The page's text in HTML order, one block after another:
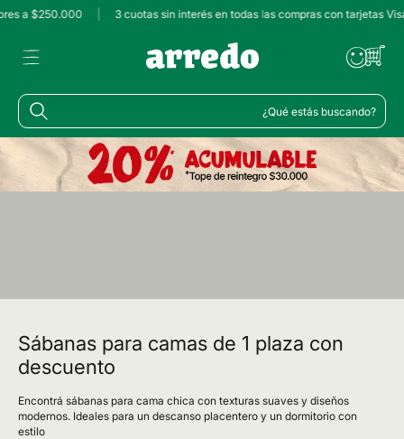
a $250.000 3 cuotas sin interés en todas las compras con tarjetas
¿Qué estás buscando?
Sábanas para camas de 1 plaza con
descuento
Encontrá sábanas para cama chica con texturas suaves y diseños
modernos. Ideales para un descanso placentero y un dormitorio con
estilo